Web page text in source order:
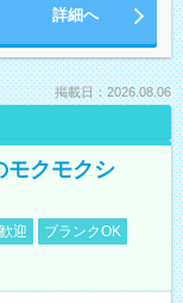
詳細へ
掲載日：2026.08.06
モクモクシ
迎
ブランクOK